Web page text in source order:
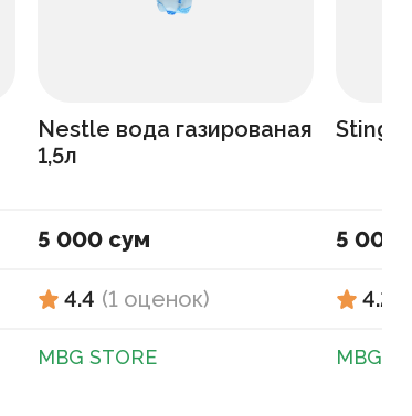
Nestle вода газированая
1,5л
5 000 сум
4.4 (1 оценок)
MBG STORE
Sting
5 000
4.2
MBG